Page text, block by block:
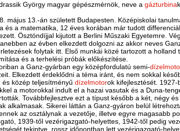
György magyar gépészmérnök, neve agázturbina
május 13.-án született Budapesten. Középiskolai
és a matematika, 12 éves korában már tudott
Ösztöndíjjal kijutott a Berlini Műszaki Egyetemre.
az évben elkezdett dolgozni az akkor neves
folytak itt. Első munkái közé tartozott a
és a terhelési próbák előkészítése.
a Ganz-gyárban egy középfordulatú semi-
Elkezdett érdeklődni a téma iránt, és nem sokkal
és közép teljesítményűdízelmotorok kifejlesztését.
a motorokkal indult el a hazai vasutak és a Duna-
Továbbfejlesztve ezt a típust később a két, négy
alkalmasak. Sikerei láttán a Ganz-gyáron belül
az osztálynak a vezetője, illetve egyre magasabb
1939-től vezérigazgató-helyettes, 1942-től pedig
tekintve, rossz időpontban lett vezérigazgató-